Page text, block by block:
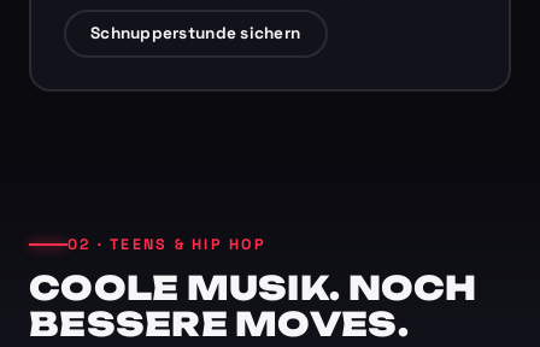
Schnupperstunde sichern
02 · TEENS & HIP HOP
COOLE MUSIK. NOCH
BESSERE MOVES.